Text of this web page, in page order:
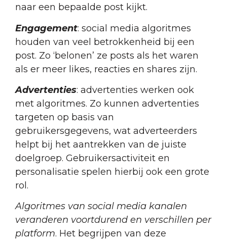
naar een bepaalde post kijkt.
Engagement: social media algoritmes
houden van veel betrokkenheid bij een
post. Zo ‘belonen’ ze posts als het waren
als er meer likes, reacties en shares zijn.
Advertenties: advertenties werken ook
met algoritmes. Zo kunnen advertenties
targeten op basis van
gebruikersgegevens, wat adverteerders
helpt bij het aantrekken van de juiste
doelgroep. Gebruikersactiviteit en
personalisatie spelen hierbij ook een grote
rol.
Algoritmes van social media kanalen
veranderen voortdurend en verschillen per
platform. Het begrijpen van deze